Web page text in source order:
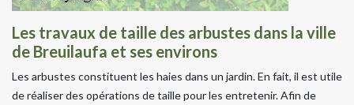
Les travaux de taille des arbustes dans la ville
de Breuilaufa et ses environs
Les arbustes constituent les haies dans un jardin. En fait, il est utile
de réaliser des opérations de taille pour les entretenir. Afin de